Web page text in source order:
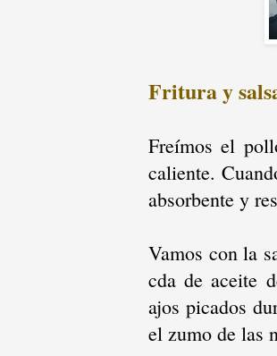
Fritura y
Freímos el
caliente.
absorbente y
Vamos con la
cda de aceite
ajos picados
el zumo de las